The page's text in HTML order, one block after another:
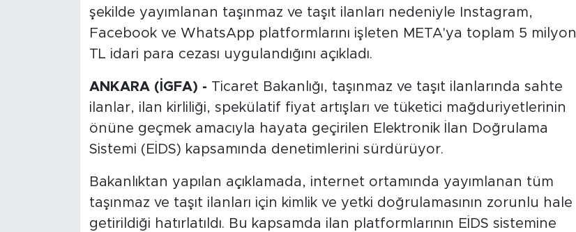
şekilde yayımlanan taşınmaz ve taşıt ilanları nedeniyle Instagram,
Facebook ve WhatsApp platformlarını işleten META'ya toplam 5 milyon
TL idari para cezası uygulandığını açıkladı.
ANKARA (İGFA) - Ticaret Bakanlığı, taşınmaz ve taşıt ilanlarında sahte
ilanlar, ilan kirliliği, spekülatif fiyat artışları ve tüketici mağduriyetlerinin
önüne geçmek amacıyla hayata geçirilen Elektronik İlan Doğrulama
Sistemi (EİDS) kapsamında denetimlerini sürdürüyor.
Bakanlıktan yapılan açıklamada, internet ortamında yayımlanan tüm
taşınmaz ve taşıt ilanları için kimlik ve yetki doğrulamasının zorunlu hale
getirildiği hatırlatıldı. Bu kapsamda ilan platformlarının EİDS sistemine